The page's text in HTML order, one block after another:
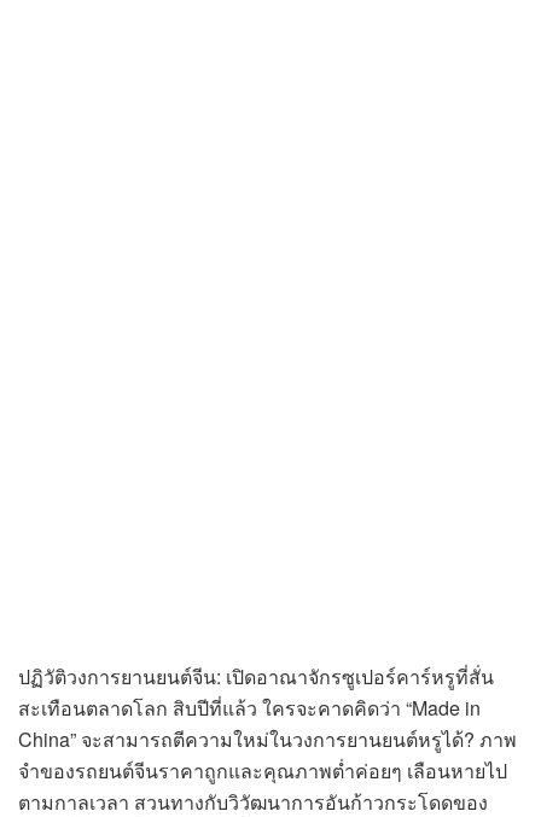
ปฏิวัติวงการยานยนต์จีน: เปิดอาณาจักรซูเปอร์คาร์หรูที่สั่น
สะเทือนตลาดโลก สิบปีที่แล้ว ใครจะคาดคิดว่า “Made in
China” จะสามารถตีความใหม่ในวงการยานยนต์หรูได้? ภาพ
จำของรถยนต์จีนราคาถูกและคุณภาพต่ำค่อยๆ เลือนหายไป
ตามกาลเวลา สวนทางกับวิวัฒนาการอันก้าวกระโดดของ